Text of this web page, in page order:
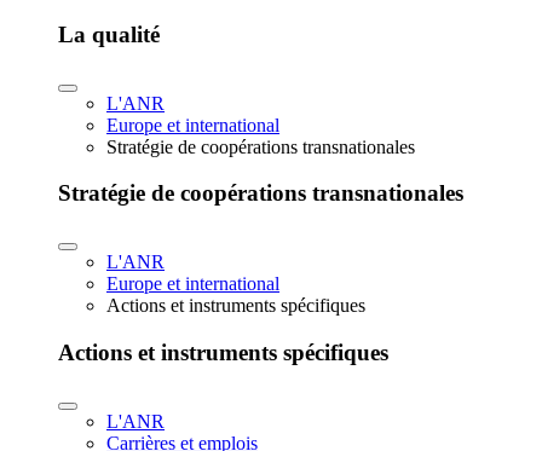
La qualité
L'ANR
Europe et international
Stratégie de coopérations transnationales
Stratégie de coopérations transnationales
L'ANR
Europe et international
Actions et instruments spécifiques
Actions et instruments spécifiques
L'ANR
Carrières et emplois